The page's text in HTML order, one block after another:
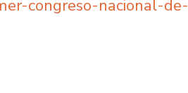
congreso-nacional-de-